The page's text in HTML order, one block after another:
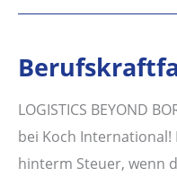
LOGISTICS BEYOND
bei Koch
hinterm Steuer, wenn